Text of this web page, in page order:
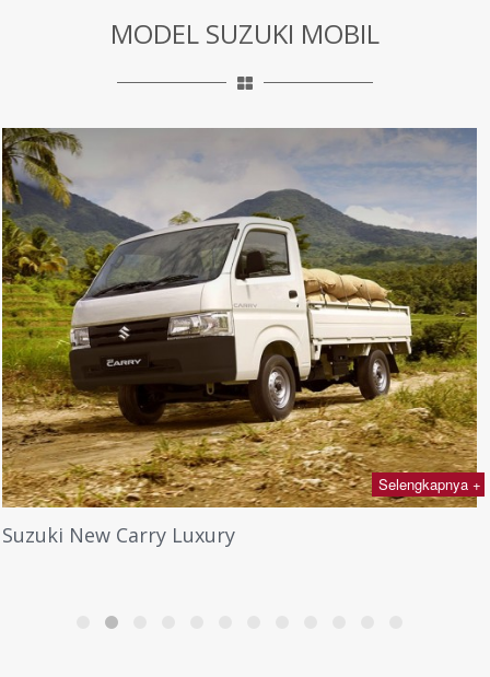
MODEL SUZUKI MOBIL
Selengkapnya +
Suzuki New Carry Luxury